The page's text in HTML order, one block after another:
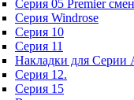
Серия 05 Premier
Cерия Windrose
Серия 10
Серия 11
Накладки для Серии
Серия 12.
Серия 15